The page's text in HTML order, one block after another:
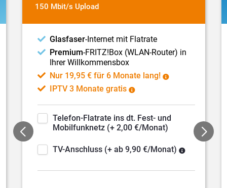
150 Mbit/s Upload
Glasfaser-Internet mit Flatrate
Premium-FRITZ!Box (WLAN-Router) in
Ihrer Willkommensbox
Nur 19,95 € für 6 Monate lang!
IPTV 3 Monate gratis
Telefon-Flatrate ins dt. Fest- und
Mobilfunknetz (+ 2,00 €/Monat)
TV-Anschluss (+ ab 9,90 €/Monat)